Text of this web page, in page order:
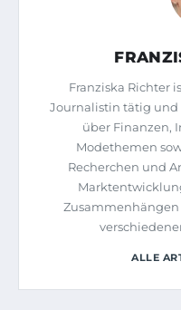
Franziska Richter
Journalistin tätig
über Finanzen,
Modethemen
Recherchen und
ALLE